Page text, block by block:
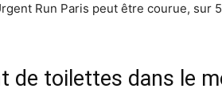
Run Paris peut être courue, sur
de toilettes dans le